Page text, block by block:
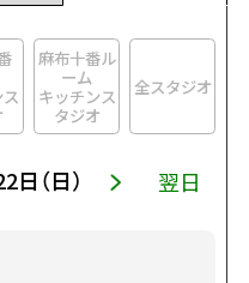
麻布十番ル
ーム
キッチンス
タジオ
全スタジオ
（日） 翌日